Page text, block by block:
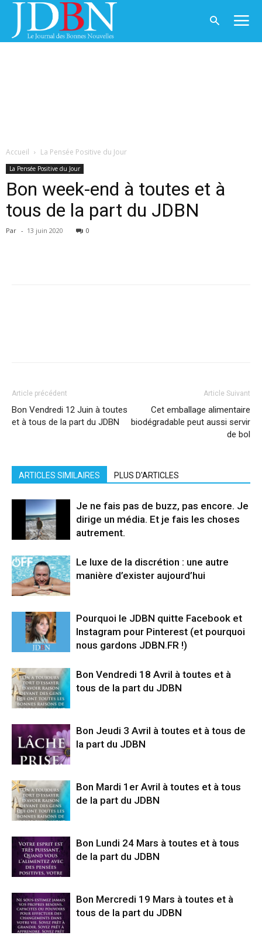
Accueil La Pensée Positive du Jour
La Pensée Positive du Jour
Bon week-end à toutes et à
tous de la part du JDBN
Par - 13 juin 2020 0
Article précédent
Bon Vendredi 12 Juin à toutes
et à tous de la part du JDBN
Article Suivant
Cet emballage alimentaire
biodégradable peut aussi servir
de bol
ARTICLES SIMILAIRES PLUS D'ARTICLES
Je ne fais pas de buzz, pas encore. Je
dirige un média. Et je fais les choses
autrement.
Le luxe de la discrétion : une autre
manière d’exister aujourd’hui
Pourquoi le JDBN quitte Facebook et
Instagram pour Pinterest (et pourquoi
nous gardons JDBN.FR !)
Bon Vendredi 18 Avril à toutes et à
tous de la part du JDBN
Bon Jeudi 3 Avril à toutes et à tous de
la part du JDBN
Bon Mardi 1er Avril à toutes et à tous
de la part du JDBN
Bon Lundi 24 Mars à toutes et à tous
de la part du JDBN
Bon Mercredi 19 Mars à toutes et à
tous de la part du JDBN